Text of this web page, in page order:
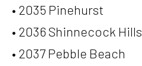
• 2035 Pinehurst
• 2036 Shinnecock Hills
• 2037 Pebble Beach